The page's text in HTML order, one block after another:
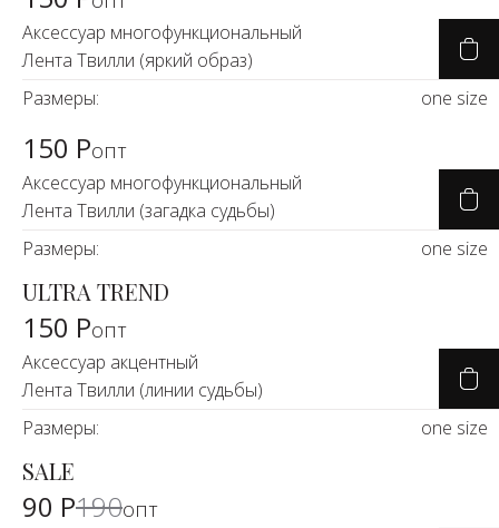
Аксессуар многофункциональный
Лента Твилли (яркий образ)
Размеры:
one size
150 Ропт
Аксессуар многофункциональный
Лента Твилли (загадка судьбы)
Размеры:
one size
ULTRA TREND
150 Ропт
Аксессуар акцентный
Лента Твилли (линии судьбы)
Размеры:
one size
-53%
SALE
90 Р190опт